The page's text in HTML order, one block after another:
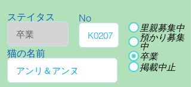
ステイタス No
猫の名前
里親募集中
預かり募集
中
卒業
掲載中止